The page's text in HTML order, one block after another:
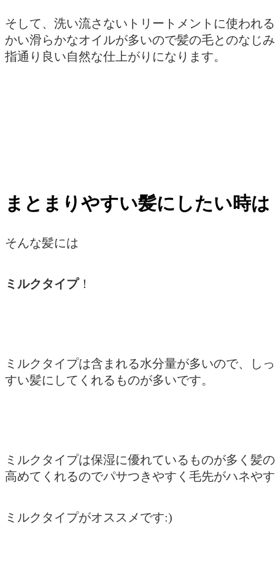
そして、洗い流さないトリートメントに使われ
かい滑らかなオイルが多いので髪の毛とのなじ
指通り良い自然な仕上がりになります。
まとまりやすい髪にしたい時は
そんな髪には
ミルクタイプ！
ミルクタイプは含まれる水分量が多いので、し
すい髪にしてくれるものが多いです。
ミルクタイプは保湿に優れているものが多く髪
高めてくれるのでパサつきやすく毛先がハネや
ミルクタイプがオススメです:)